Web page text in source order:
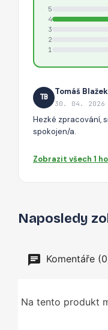
5
4
3
2
1
TB
Tomáš Blažek
30. 04. 2026
Hezké zpracování,
spokojen/a.
Zobrazit všech 1
Naposledy
Komentáře
Na tento produkt